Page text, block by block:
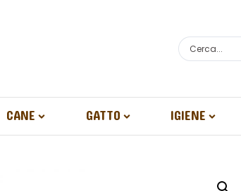
CANE GATTO IGIENE